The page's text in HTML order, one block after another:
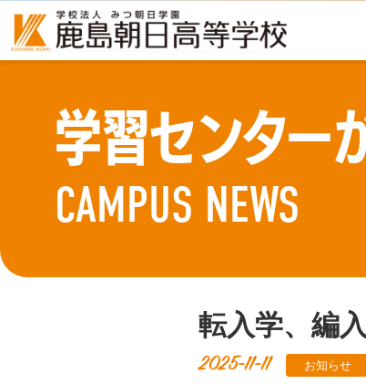
学習センター
CAMPUS NEWS
転入学、編
2025-11-11 お知らせ